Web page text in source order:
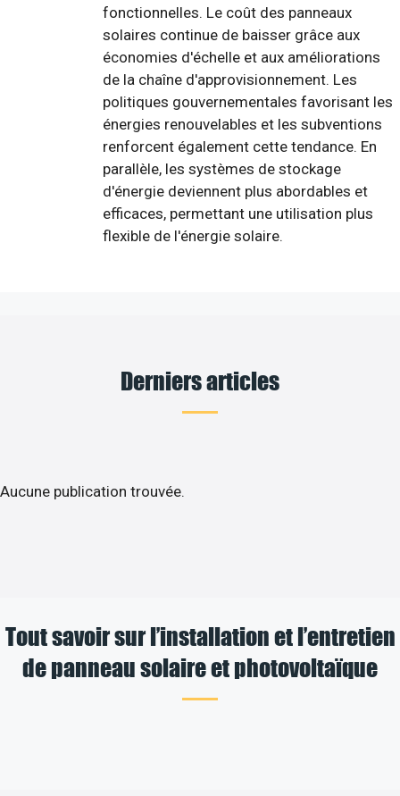
fonctionnelles. Le coût des panneaux
solaires continue de baisser grâce aux
économies d'échelle et aux améliorations
de la chaîne d'approvisionnement. Les
politiques gouvernementales favorisant les
énergies renouvelables et les subventions
renforcent également cette tendance. En
parallèle, les systèmes de stockage
d'énergie deviennent plus abordables et
efficaces, permettant une utilisation plus
flexible de l'énergie solaire.
Derniers articles
Aucune publication trouvée.
Tout savoir sur l’installation et l’entretien
de panneau solaire et photovoltaïque